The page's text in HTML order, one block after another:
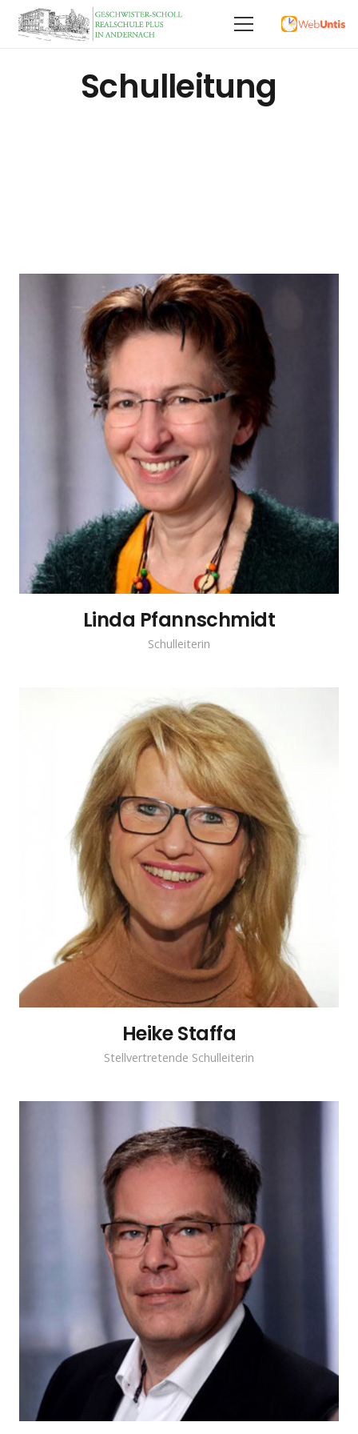
Schulleitung
Linda Pfannschmidt
Schulleiterin
Heike Staffa
Stellvertretende Schulleiterin